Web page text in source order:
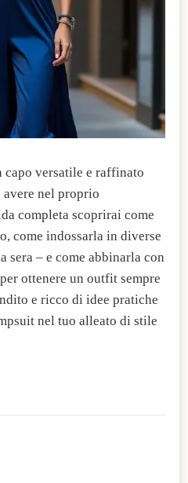
capo versatile e raffinato
avere nel proprio
completa scoprirai come
come indossarla in diverse
sera – e come abbinarla con
ottenere un outfit sempre
e ricco di idee pratiche
nel tuo alleato di stile